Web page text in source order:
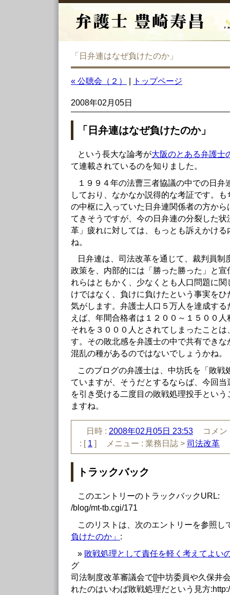
「日弁連はなぜ負けたのか」
« 公聴会（２） トップページ
2008年02月05日
「日弁連はなぜ負けたのか」
という長大な論考が大阪のとある弁護士
て連載されているのを知りました。
１９９４年の法曹三者協議の中での日弁
しており、なかなか説得的な考証です。
の中枢に入っていた日弁連関係者の方か
てきそうですが、今の日弁連の分裂した
革」疲れに対しては、もっとも訴えかけ
ね。
日弁連は、司法改革を通じて、裁判員制
政策を、内部的には「勝った勝った」と
れらはともかく、少なくとも人口問題に
けではなく、負けに負けたという事実を
気がします。弁護士人口５万人を達成す
えば、年間合格者は１２００～１５００
それを３０００人とされてしまったこと
す。その敗北感を弁護士の中で共有でき
混乱の種があるのではないでしょうかね。
このブログの弁護士は、中坊氏を「敗戦
ていますが、そうだとするならば、今回
を引き受ける二度目の敗戦処理投手とい
ますね。
日時 : 2008年02月05日 23:53
コメ
: [ 1 ] メニュー : 業務日誌 > 司法改革
トラックバック
このエントリーのトラックバックURL:
/blog/mt-tb.cgi/171
このリストは、次のエントリーを参照し
負けたのか」 :
» 敗戦処理として責任を軽く考えてよい
グ
司法制度改革審議会で[[中坊委員や久保井
れたのはいわば敗戦処理だという見方